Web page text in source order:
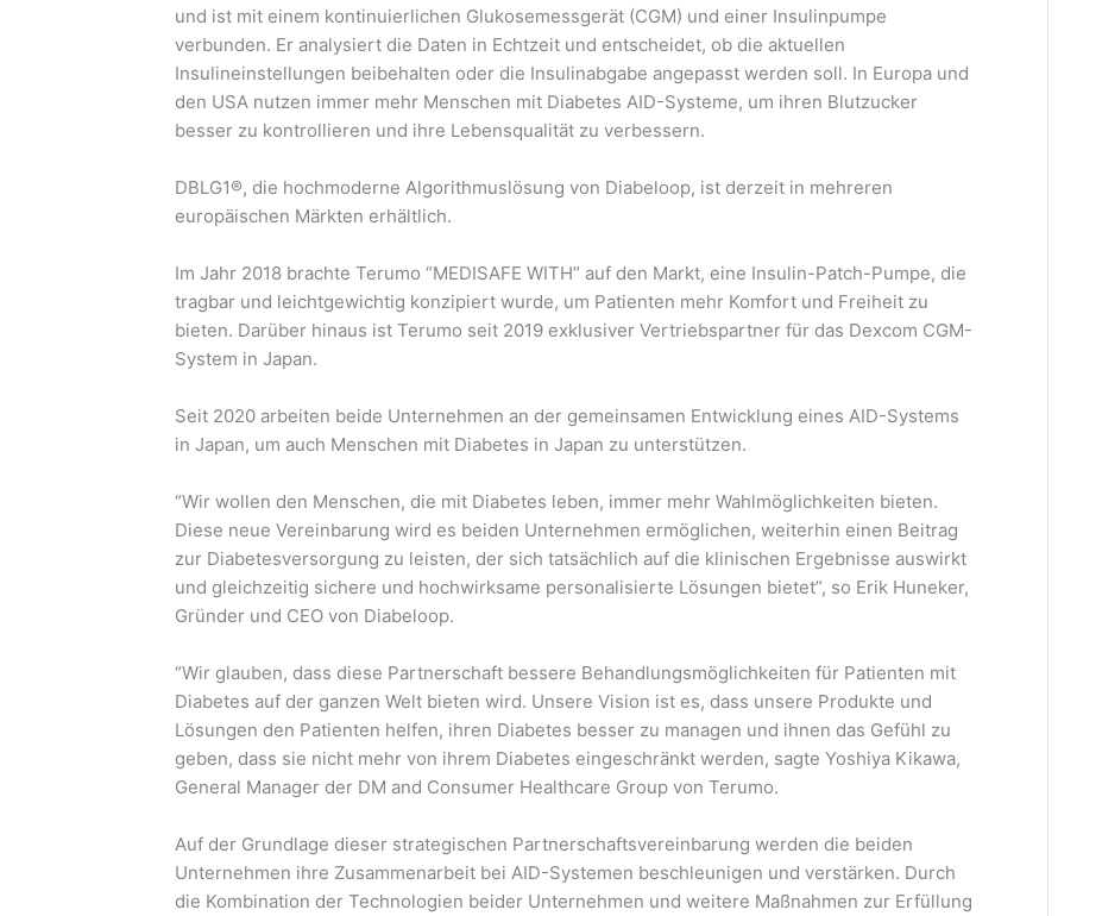
und ist mit einem kontinuierlichen Glukosemessgerät (CGM) und einer Insulinpumpe
verbunden. Er analysiert die Daten in Echtzeit und entscheidet, ob die aktuellen
Insulineinstellungen beibehalten oder die Insulinabgabe angepasst werden soll. In Europa und
den USA nutzen immer mehr Menschen mit Diabetes AID-Systeme, um ihren Blutzucker
besser zu kontrollieren und ihre Lebensqualität zu verbessern.
DBLG1®, die hochmoderne Algorithmuslösung von Diabeloop, ist derzeit in mehreren
europäischen Märkten erhältlich.
Im Jahr 2018 brachte Terumo “MEDISAFE WITH” auf den Markt, eine Insulin-Patch-Pumpe, die
tragbar und leichtgewichtig konzipiert wurde, um Patienten mehr Komfort und Freiheit zu
bieten. Darüber hinaus ist Terumo seit 2019 exklusiver Vertriebspartner für das Dexcom CGM-
System in Japan.
Seit 2020 arbeiten beide Unternehmen an der gemeinsamen Entwicklung eines AID-Systems
in Japan, um auch Menschen mit Diabetes in Japan zu unterstützen.
“Wir wollen den Menschen, die mit Diabetes leben, immer mehr Wahlmöglichkeiten bieten.
Diese neue Vereinbarung wird es beiden Unternehmen ermöglichen, weiterhin einen Beitrag
zur Diabetesversorgung zu leisten, der sich tatsächlich auf die klinischen Ergebnisse auswirkt
und gleichzeitig sichere und hochwirksame personalisierte Lösungen bietet”, so Erik Huneker,
Gründer und CEO von Diabeloop.
“Wir glauben, dass diese Partnerschaft bessere Behandlungsmöglichkeiten für Patienten mit
Diabetes auf der ganzen Welt bieten wird. Unsere Vision ist es, dass unsere Produkte und
Lösungen den Patienten helfen, ihren Diabetes besser zu managen und ihnen das Gefühl zu
geben, dass sie nicht mehr von ihrem Diabetes eingeschränkt werden, sagte Yoshiya Kikawa,
General Manager der DM and Consumer Healthcare Group von Terumo.
Auf der Grundlage dieser strategischen Partnerschaftsvereinbarung werden die beiden
Unternehmen ihre Zusammenarbeit bei AID-Systemen beschleunigen und verstärken. Durch
die Kombination der Technologien beider Unternehmen und weitere Maßnahmen zur Erfüllung